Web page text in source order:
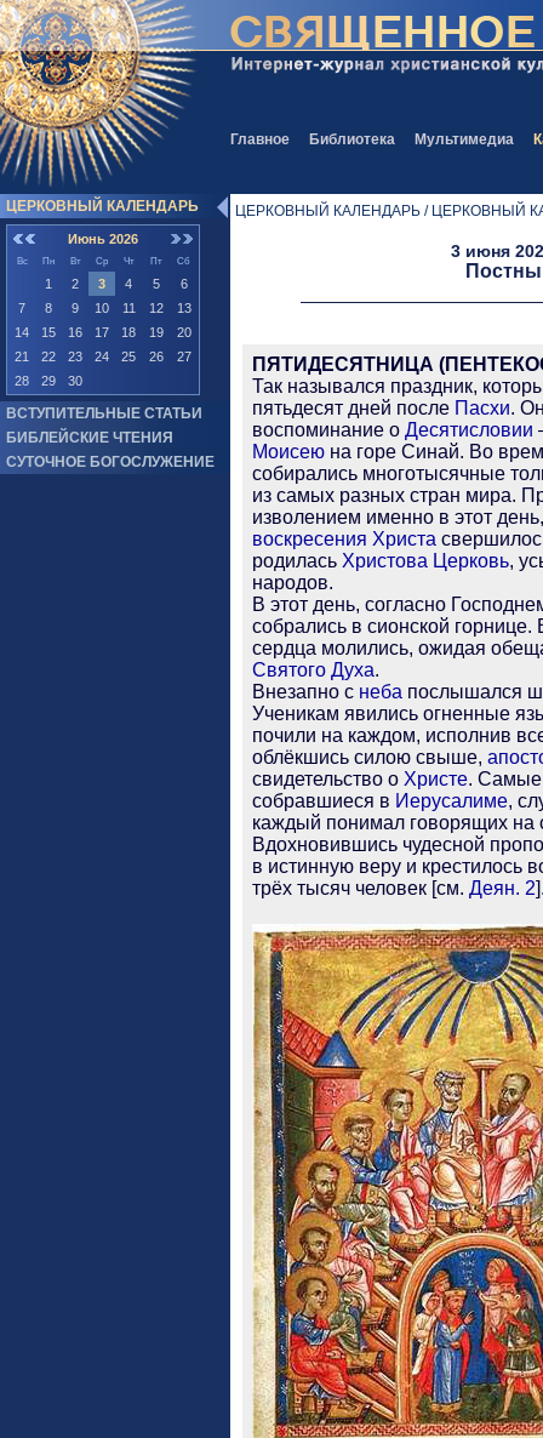
Главное Библиотека Мультимедиа
ЦЕРКОВНЫЙ КАЛЕНДАРЬ
Июнь 2026
Вс Пн Вт Ср Чт Пт Сб
1 2 3 4 5
6
7
8 9 10 11 12
13
14
15 16 17 18 19
20
21
22 23 24 25 26
27
28
29 30
ВСТУПИТЕЛЬНЫЕ СТАТЬИ
БИБЛЕЙСКИЕ ЧТЕНИЯ
СУТОЧНОЕ БОГОСЛУЖЕНИЕ
ЦЕРКОВНЫЙ КАЛЕНДАРЬ / ЦЕРКОВНЫЙ
3 июня
ПЯТИДЕСЯТНИЦА
Так назывался праздник,
пятьдесят дней после Пасхи.
воспоминание о Десятисловии
Моисею на горе Синай. Во
собирались многотысячные
из самых разных стран мира.
изволением именно в этот
воскресения Христа
родилась Христова Церковь,
народов.
В этот день, согласно
собрались в сионской
сердца молились, ожидая
Святого Духа.
Внезапно с неба послышался
Ученикам явились огненные
почили на каждом, исполнив
облёкшись силою свыше,
свидетельство о Христе. Самые
собравшиеся в Иерусалиме,
каждый понимал говорящих на
Вдохновившись чудесной
в истинную веру и крестилось
трёх тысяч человек [см. Деян. 2